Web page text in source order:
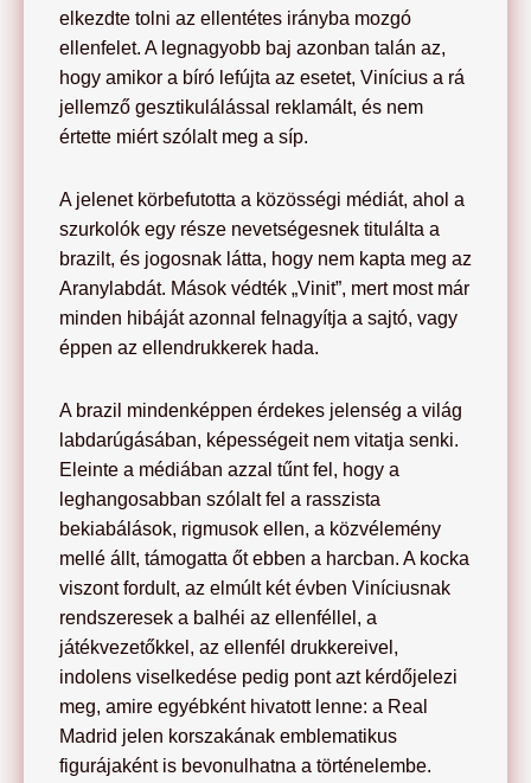
elkezdte tolni az ellentétes irányba mozgó
ellenfelet. A legnagyobb baj azonban talán az,
hogy amikor a bíró lefújta az esetet, Vinícius a rá
jellemző gesztikulálással reklamált, és nem
értette miért szólalt meg a síp.
A jelenet körbefutotta a közösségi médiát, ahol a
szurkolók egy része nevetségesnek titulálta a
brazilt, és jogosnak látta, hogy nem kapta meg az
Aranylabdát. Mások védték „Vinit”, mert most már
minden hibáját azonnal felnagyítja a sajtó, vagy
éppen az ellendrukkerek hada.
A brazil mindenképpen érdekes jelenség a világ
labdarúgásában, képességeit nem vitatja senki.
Eleinte a médiában azzal tűnt fel, hogy a
leghangosabban szólalt fel a rasszista
bekiabálások, rigmusok ellen, a közvélemény
mellé állt, támogatta őt ebben a harcban. A kocka
viszont fordult, az elmúlt két évben Viníciusnak
rendszeresek a balhéi az ellenféllel, a
játékvezetőkkel, az ellenfél drukkereivel,
indolens viselkedése pedig pont azt kérdőjelezi
meg, amire egyébként hivatott lenne: a Real
Madrid jelen korszakának emblematikus
figurájaként is bevonulhatna a történelembe.